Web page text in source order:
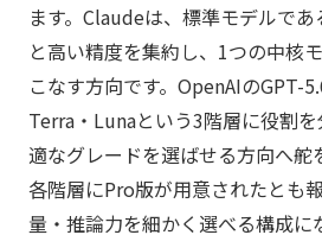
ます。Claudeは、標準モデルで
と高い精度を集約し、1つの中核
こなす方向です。OpenAIのGPT-
Terra・Lunaという3階層に役割
適なグレードを選ばせる方向へ舵
各階層にPro版が用意されたとも
量・推論力を細かく選べる構成に